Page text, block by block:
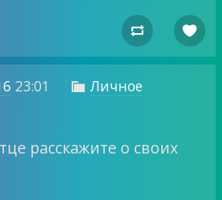
 
23:01  Личное
расскажите о своих